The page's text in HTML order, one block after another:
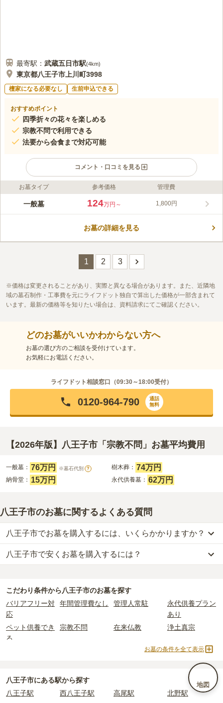
地図
最寄駅： 武蔵五日市駅(4km)
東京都八王子市上川町3998
檀家になる必要なし 生前申込できる
おすすめポイント
四季折々の花々を楽しめる
宗教不問で利用できる
法要から会食まで対応可能
コメント・口コミを見る
ライフドット編集部のコメント
鎌倉建長寺派 福寿寺内にある、宗旨・宗派不問の霊園です。 桜
で、お参りの際には車の利用がおすすめです。 法要施設・休憩
この霊園はまだ誰からも評価されていません。
お墓タイプ 参考価格 管理費
一般墓 124万円～ 1,800円
お墓の詳細を見る
1 2 3
価格は変更されることがあり、実際と異なる場合があります。また、近隣地
域の墓石制作・工事費を元にライフドット独自で算出した価格が一部含まれて
います。最新の価格等を知りたい場合は、資料請求にてご確認ください。
どのお墓がいいかわからない方へ
お墓の選び方のご相談を受付けています。
お気軽にお電話ください。
ライフドット相談窓口（09:30～18:00受付）
0120-964-790
通話
無料
【2026年版】八王子市「宗教不問」お墓平均費用
一般墓： 76万円 ※墓石代別 ? 樹木葬： 74万円
納骨堂： 15万円 永代供養墓： 62万円
八王子市のお墓に関するよくある質問
八王子市でお墓を購入するには、いくらかかりますか？
八王子市での購入費用の目安は、一般墓が約238万円、樹木葬が約
65万円、納骨堂が約34万円、永代供養墓が約54万円です。
2つが主な費用となります。
の一般墓の永代使用料の平均は 72万円 で、墓石代は
東京都
の平均
です。いずれも区画の広さや墓石の大きさ・素材
樹木葬・納骨堂・永代供養墓は、基本的に墓石代がかからず、永代
なお、お墓によっては以下の費用が別途かかる場合があります。
・ 開眼法要の費用 ：お墓を新しく建てた際に行う儀式のための費
用。僧侶に渡すお布施がかかります。
・納骨式の費用 ：お墓に遺骨を納める儀式のための費用。僧侶に渡
八王子市で安くお墓を購入するには？
万円からお求めいただけます。
する「合祀墓（ごうしぼ）」と呼ばれるタイプです。個別のお墓に
比べて省スペースで管理の手間がかからないため、費用が安く設定
されています。
価格の目安は、1名あたり5万円〜30万円程度です。
で並び替え
てお墓を探すのがおすすめです。
こだわり条件から八王子市のお墓を探す
バリアフリー対
応
年間管理費なし 管理人常駐
永代供養プラン
あり
ペット供養でき
る
宗教不問 在来仏教 浄土真宗
浄土宗
永代供養墓
公営霊園
寺院墓地
1人用区画あり
2人用区画あり 3人用区画あり
お墓の条件を全て表示
八王子市にある駅から探す
八王子駅
西八王子駅 高尾駅 北野駅